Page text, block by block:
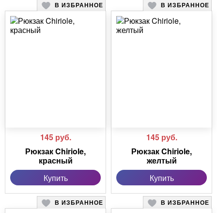
В ИЗБРАННОЕ
145 руб.
Рюкзак Chiriole,
красный
Купить
В ИЗБРАННОЕ
145 руб.
Рюкзак Chiriole,
желтый
Купить
В ИЗБРАННОЕ В ИЗБРАННОЕ